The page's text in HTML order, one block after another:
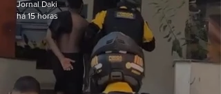
Jornal Daki
há 15 horas